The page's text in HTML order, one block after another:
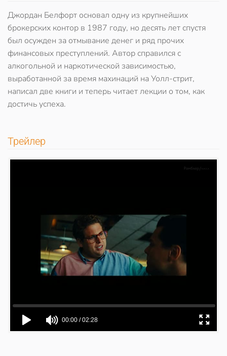
Джордан Белфорт основал одну из крупнейших
брокерских контор в 1987 году, но десять лет спустя
был осужден за отмывание денег и ряд прочих
финансовых преступлений. Автор справился с
алкогольной и наркотической зависимостью,
выработанной за время махинаций на Уолл-стрит,
написал две книги и теперь читает лекции о том, как
достичь успеха.
Трейлер